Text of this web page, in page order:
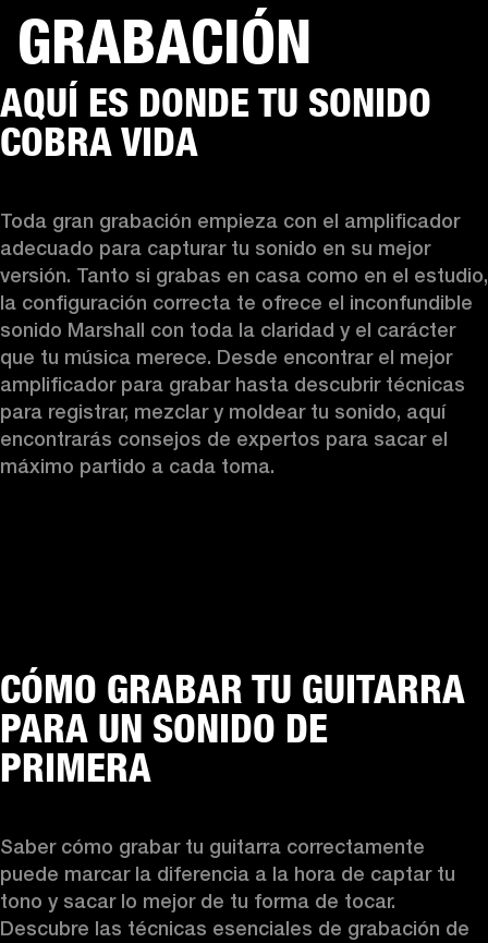
SOLUCIONES EMPRESARIALES
AURICULARESBATERÍAS BACKSTAGEMARSHALL RECORDS
GRABACIÓN
AQUÍ ES DONDE TU SONIDO
COBRA VIDA
Toda gran grabación empieza con el amplificador
adecuado para capturar tu sonido en su mejor
versión. Tanto si grabas en casa como en el estudio,
la configuración correcta te ofrece el inconfundible
sonido Marshall con toda la claridad y el carácter
que tu música merece. Desde encontrar el mejor
amplificador para grabar hasta descubrir técnicas
para registrar, mezclar y moldear tu sonido, aquí
encontrarás consejos de expertos para sacar el
máximo partido a cada toma.
CÓMO GRABAR TU GUITARRA
PARA UN SONIDO DE
PRIMERA
Saber cómo grabar tu guitarra correctamente
puede marcar la diferencia a la hora de captar tu
tono y sacar lo mejor de tu forma de tocar.
Descubre las técnicas esenciales de grabación de